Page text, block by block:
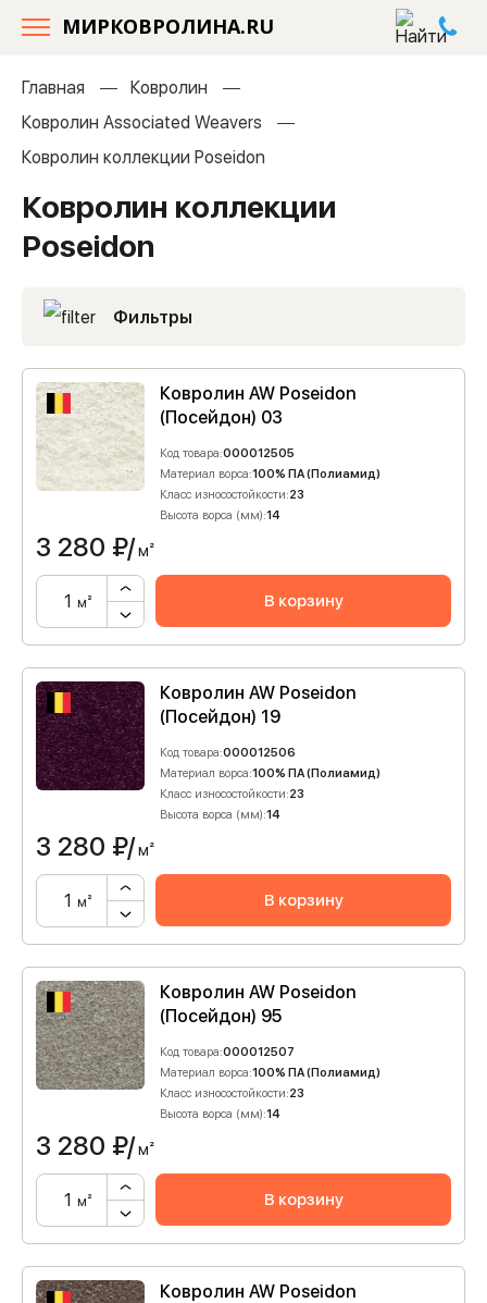
МИРКОВРОЛИНА.RU
Главная
Ковролин
Ковролин Associated Weavers
Ковролин коллекции Poseidon
Ковролин коллекции
Poseidon
Фильтры
Ковролин AW Poseidon
(Посейдон) 03
Код товара:000012505
Материал ворса:100% ПА (Полиамид)
Класс износостойкости:23
Высота ворса (мм):14
3 280 ₽/м²
м² В корзину
Ковролин AW Poseidon
(Посейдон) 19
Код товара:000012506
Материал ворса:100% ПА (Полиамид)
Класс износостойкости:23
Высота ворса (мм):14
3 280 ₽/м²
м² В корзину
Ковролин AW Poseidon
(Посейдон) 95
Код товара:000012507
Материал ворса:100% ПА (Полиамид)
Класс износостойкости:23
Высота ворса (мм):14
3 280 ₽/м²
м² В корзину
Ковролин AW Poseidon